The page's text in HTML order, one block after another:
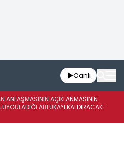
Canlı
ANLAŞMASININ AÇIKLANMASININ
UYGULADIĞI ABLUKAYI KALDIRACAK -